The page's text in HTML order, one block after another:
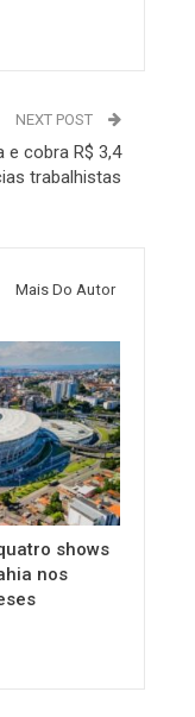
NEXT POST
cobra R$ 3,4
trabalhistas
Mais Do Autor
shows
nos